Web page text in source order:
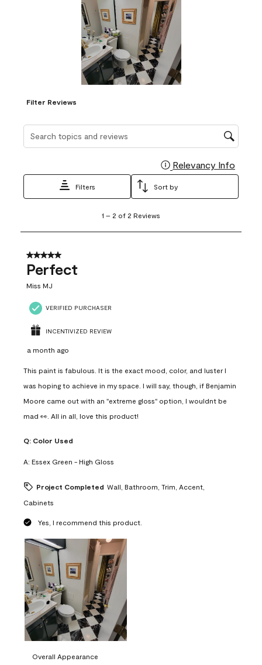
Filter Reviews
Relevancy Info
Filters Sort by
2
Reviews
1 – 2 of 2 Reviews
5 out of 5 stars.
Perfect
Miss MJ
VERIFIED PURCHASER
INCENTIVIZED REVIEW
a month ago
This paint is fabulous. It is the exact mood, color, and luster I
was hoping to achieve in my space. I will say, though, if Benjamin
Moore came out with an "extreme gloss" option, I wouldnt be
mad 👀. All in all, love this product!
Q: Color Used
A: Essex Green - High Gloss
Project Completed Wall, Bathroom, Trim, Accent,
Cabinets
Yes, I recommend this product.
Overall Appearance